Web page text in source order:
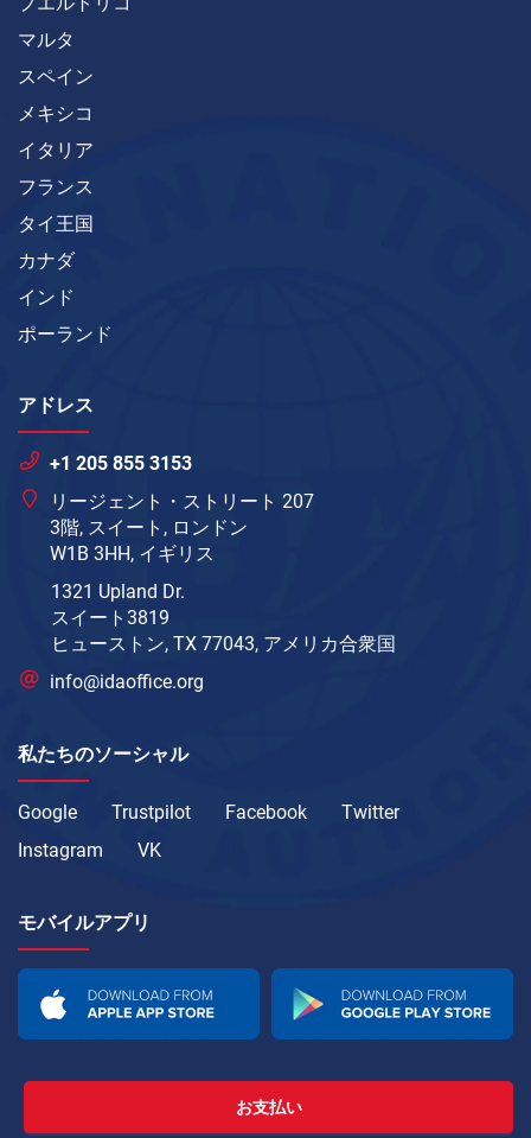
マルタ
スペイン
メキシコ
イタリア
フランス
タイ王国
カナダ
インド
ポーランド
アドレス
+1 205 855 3153
リージェント・ストリート 207
3階, スイート, ロンドン
W1B 3HH, イギリス
1321 Upland Dr.
スイート3819
ヒューストン, TX 77043, アメリカ合衆国
info@idaoffice.org
私たちのソーシャル
Google Trustpilot Facebook
Twitter
Instagram
VK
モバイルアプリ
お支払い